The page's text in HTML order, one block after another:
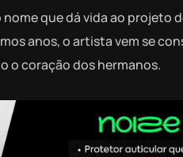
nome que dá vida ao projeto
anos, o artista vem se
o coração dos hermanos.